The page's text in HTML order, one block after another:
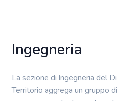
Ingegneria
La sezione di Ingegneria del
Territorio aggrega un gruppo